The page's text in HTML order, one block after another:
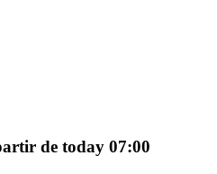
de today 07:00